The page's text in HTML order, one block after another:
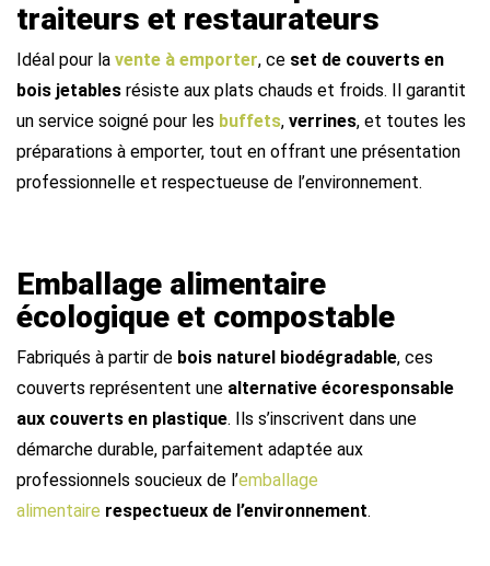
traiteurs et restaurateurs
Idéal pour la vente à emporter, ce set de couverts en
bois jetables résiste aux plats chauds et froids. Il garantit
un service soigné pour les buffets, verrines, et toutes les
préparations à emporter, tout en offrant une présentation
professionnelle et respectueuse de l’environnement.
Emballage alimentaire
écologique et compostable
Fabriqués à partir de bois naturel biodégradable, ces
couverts représentent une alternative écoresponsable
aux couverts en plastique. Ils s’inscrivent dans une
démarche durable, parfaitement adaptée aux
professionnels soucieux de l’emballage
alimentaire respectueux de l’environnement.